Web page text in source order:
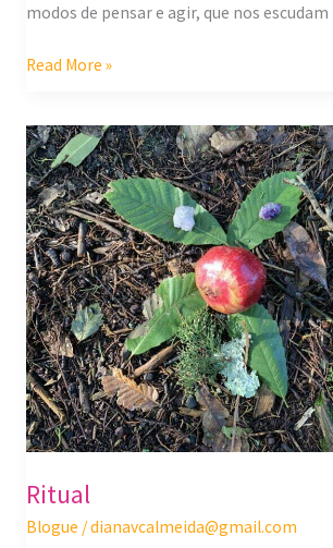
modos de pensar e agir, que nos escudam
Read More »
Ritual
Blogue /dianavcalmeida@gmail.com
Ritual